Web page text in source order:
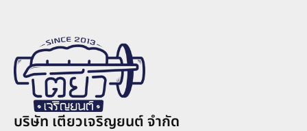
บริษัท เตียวเจริญยนต์ จำกัด